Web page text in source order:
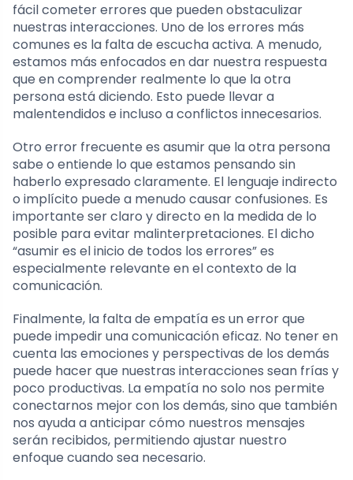
fácil cometer errores que pueden obstaculizar
nuestras interacciones. Uno de los errores más
comunes es la falta de escucha activa. A menudo,
estamos más enfocados en dar nuestra respuesta
que en comprender realmente lo que la otra
persona está diciendo. Esto puede llevar a
malentendidos e incluso a conflictos innecesarios.
Otro error frecuente es asumir que la otra persona
sabe o entiende lo que estamos pensando sin
haberlo expresado claramente. El lenguaje indirecto
o implícito puede a menudo causar confusiones. Es
importante ser claro y directo en la medida de lo
posible para evitar malinterpretaciones. El dicho
“asumir es el inicio de todos los errores” es
especialmente relevante en el contexto de la
comunicación.
Finalmente, la falta de empatía es un error que
puede impedir una comunicación eficaz. No tener en
cuenta las emociones y perspectivas de los demás
puede hacer que nuestras interacciones sean frías y
poco productivas. La empatía no solo nos permite
conectarnos mejor con los demás, sino que también
nos ayuda a anticipar cómo nuestros mensajes
serán recibidos, permitiendo ajustar nuestro
enfoque cuando sea necesario.